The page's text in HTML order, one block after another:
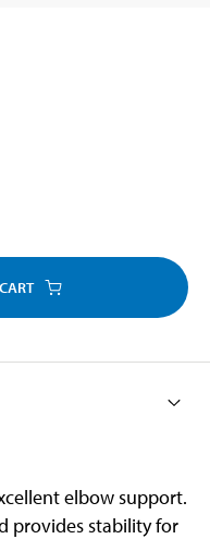
elbow support.
provides stability for